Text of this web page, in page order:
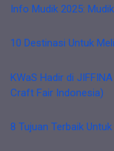
Info Mudik 2025:
10 Destinasi Untuk
KWaS Hadir di
Craft Fair Indonesia)
8 Tujuan Terbaik